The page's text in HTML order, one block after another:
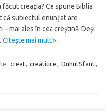
făcut creaţia? Ce spune Biblia
că subiectul enunţat are
mai ales în cea creştină. Deşi
Citește mai mult »
creat creatiune Duhul Sfant